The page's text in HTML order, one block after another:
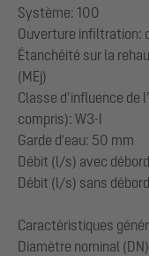
Système: 100
Ouverture infiltration:
Étanchéité sur la
(MEj)
Classe d’influence de
compris): W3-I
Garde d'eau: 50 mm
Débit (l/s) avec
Débit (l/s) sans
Caractéristiques
Diamètre nominal